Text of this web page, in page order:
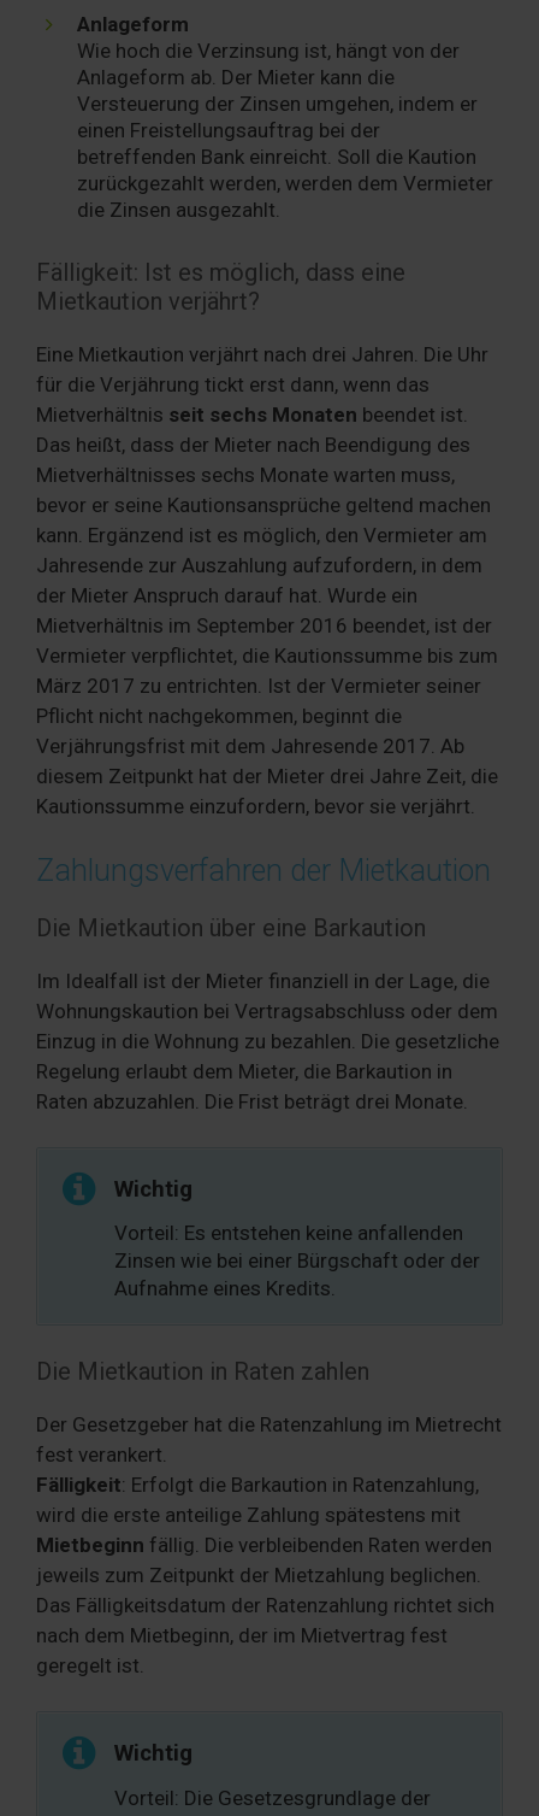
Anlageform
Wie hoch die Verzinsung ist, hängt von der
Anlageform ab. Der Mieter kann die
Versteuerung der Zinsen umgehen, indem er
einen Freistellungsauftrag bei der
betreffenden Bank einreicht. Soll die Kaution
zurückgezahlt werden, werden dem Vermieter
die Zinsen ausgezahlt.
Fälligkeit: Ist es möglich, dass eine
Mietkaution verjährt?
Eine Mietkaution verjährt nach drei Jahren. Die Uhr
für die Verjährung tickt erst dann, wenn das
Mietverhältnis seit sechs Monaten beendet ist.
Das heißt, dass der Mieter nach Beendigung des
Mietverhältnisses sechs Monate warten muss,
bevor er seine Kautionsansprüche geltend machen
kann. Ergänzend ist es möglich, den Vermieter am
Jahresende zur Auszahlung aufzufordern, in dem
der Mieter Anspruch darauf hat. Wurde ein
Mietverhältnis im September 2016 beendet, ist der
Vermieter verpflichtet, die Kautionssumme bis zum
März 2017 zu entrichten. Ist der Vermieter seiner
Pflicht nicht nachgekommen, beginnt die
Verjährungsfrist mit dem Jahresende 2017. Ab
diesem Zeitpunkt hat der Mieter drei Jahre Zeit, die
Kautionssumme einzufordern, bevor sie verjährt.
Zahlungsverfahren der Mietkaution
Die Mietkaution über eine Barkaution
Im Idealfall ist der Mieter finanziell in der Lage, die
Wohnungskaution bei Vertragsabschluss oder dem
Einzug in die Wohnung zu bezahlen. Die gesetzliche
Regelung erlaubt dem Mieter, die Barkaution in
Raten abzuzahlen. Die Frist beträgt drei Monate.
Wichtig
Vorteil: Es entstehen keine anfallenden
Zinsen wie bei einer Bürgschaft oder der
Aufnahme eines Kredits.
Die Mietkaution in Raten zahlen
Der Gesetzgeber hat die Ratenzahlung im Mietrecht
fest verankert.
Fälligkeit: Erfolgt die Barkaution in Ratenzahlung,
wird die erste anteilige Zahlung spätestens mit
Mietbeginn fällig. Die verbleibenden Raten werden
jeweils zum Zeitpunkt der Mietzahlung beglichen.
Das Fälligkeitsdatum der Ratenzahlung richtet sich
nach dem Mietbeginn, der im Mietvertrag fest
geregelt ist.
Wichtig
Vorteil: Die Gesetzesgrundlage der